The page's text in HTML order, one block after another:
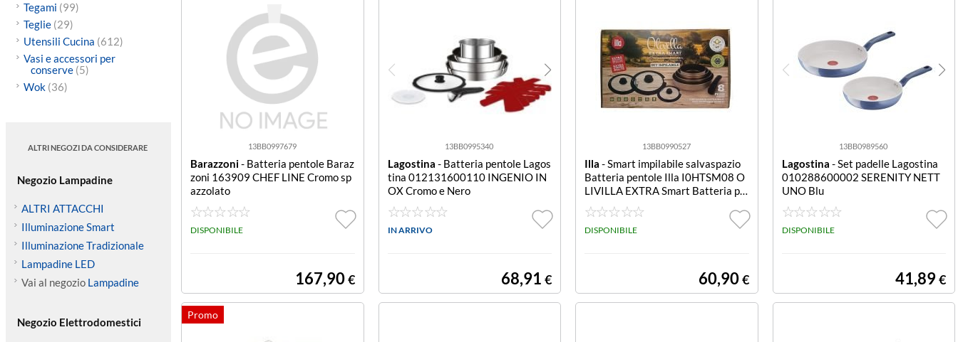
Tegami (99)
Teglie (29)
Utensili Cucina (612)
Vasi e accessori per
conserve (5)
Wok (36)
ALTRI NEGOZI DA CONSIDERARE
Negozio Lampadine
ALTRI ATTACCHI
Illuminazione Smart
Illuminazione Tradizionale
Lampadine LED
Vai al negozio Lampadine
Negozio Elettrodomestici
13BB0997679
Barazzoni- Batteria pentole Baraz
zoni 163909 CHEF LINE Cromo sp
azzolato
DISPONIBILE
167,90€
13BB0995340
Lagostina - Batteria pentole Lagos
tina 012131600110 INGENIO IN
OX Cromo e Nero
IN ARRIVO
68,91 €
13BB0990527
Illa - Smart impilabile salvaspazio
Batteria pentole Illa I0HTSM08 O
LIVILLA EXTRA Smart Batteria pe
ntole Illa I0HTSM08 OLIVILLA EX
TRA Smart impilabile salvasp
DISPONIBILE
60,90€
13BB0989560
Lagostina - Set padelle Lagostina
010288600002 SERENITY NETT
UNO Blu
DISPONIBILE
41,89€